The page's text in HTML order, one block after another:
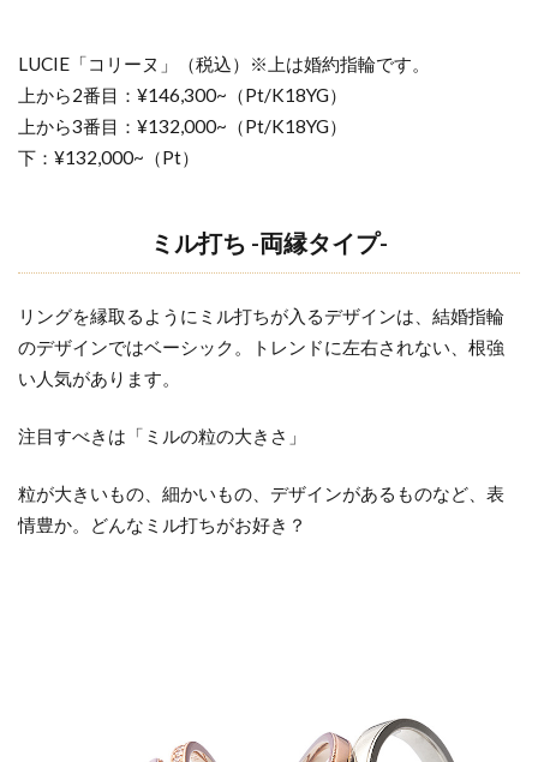
LUCIE「コリーヌ」（税込）※上は婚約指輪です。
上から2番目：¥146,300~（Pt/K18YG）
上から3番目：¥132,000~（Pt/K18YG）
下：¥132,000~（Pt）
ミル打ち -両縁タイプ-
リングを縁取るようにミル打ちが入るデザインは、結婚指輪
のデザインではベーシック。トレンドに左右されない、根強
い人気があります。
注目すべきは「ミルの粒の大きさ」
粒が大きいもの、細かいもの、デザインがあるものなど、表
情豊か。どんなミル打ちがお好き？